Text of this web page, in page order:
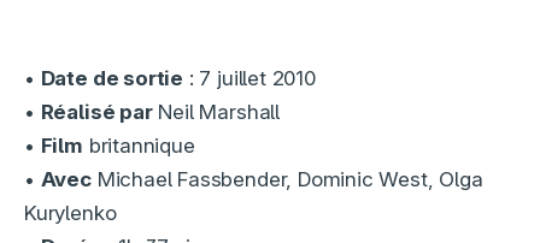
• Date de sortie : 7 juillet 2010
• Réalisé parNeil Marshall
• Film britannique
• AvecMichael Fassbender, Dominic West, Olga
Kurylenko